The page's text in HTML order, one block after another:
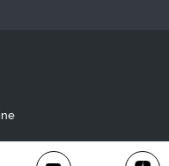
только с